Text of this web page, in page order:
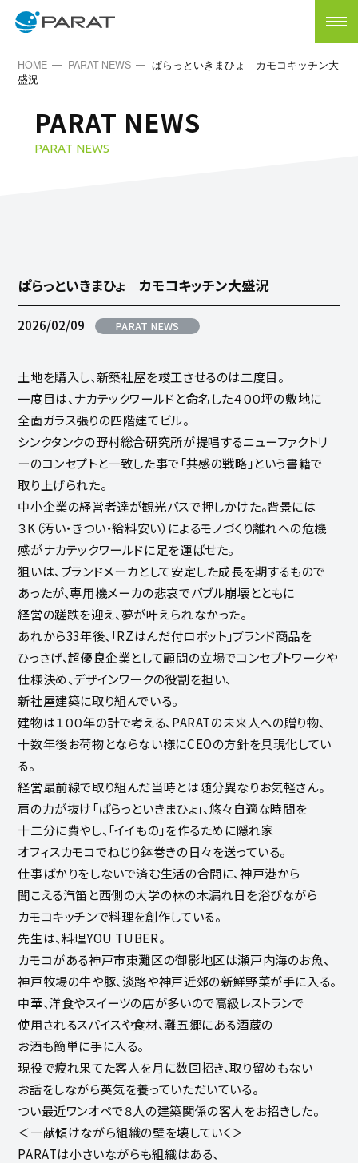
PARAT NEWS
PARAT NEWS
HOME PARAT NEWS
ぱらっといきまひょ カモコキッチン大
盛況
ぱらっといきまひょ カモコキッチン大盛況
2026/02/09 PARAT NEWS
土地を購入し、新築社屋を竣工させるのは二度目。
一度目は、ナカテックワールドと命名した４００坪の敷地に
全面ガラス張りの四階建てビル。
シンクタンクの野村総合研究所が提唱するニューファクトリ
ーのコンセプトと一致した事で「共感の戦略」という書籍で
取り上げられた。
中小企業の経営者達が観光バスで押しかけた。背景には
３K（汚い・きつい・給料安い）によるモノづくり離れへの危機
感がナカテックワールドに足を運ばせた。
狙いは、ブランドメーカとして安定した成長を期するもので
あったが、専用機メーカの悲哀でバブル崩壊とともに
経営の蹉跌を迎え、夢が叶えられなかった。
あれから33年後、「RZはんだ付ロボット」ブランド商品を
ひっさげ、超優良企業として顧問の立場でコンセプトワークや
仕様決め、デザインワークの役割を担い、
新社屋建築に取り組んでいる。
建物は１００年の計で考える、PARATの未来人への贈り物、
十数年後お荷物とならない様にCEOの方針を具現化してい
る。
経営最前線で取り組んだ当時とは随分異なりお気軽さん。
肩の力が抜け「ぱらっといきまひょ」、悠々自適な時間を
十二分に費やし、「イイもの」を作るために隠れ家
オフィスカモコでねじり鉢巻きの日々を送っている。
仕事ばかりをしないで済む生活の合間に、神戸港から
聞こえる汽笛と西側の大学の林の木漏れ日を浴びながら
カモコキッチンで料理を創作している。
先生は、料理YOU TUBER。
カモコがある神戸市東灘区の御影地区は瀬戸内海のお魚、
神戸牧場の牛や豚、淡路や神戸近郊の新鮮野菜が手に入る。
中華、洋食やスイーツの店が多いので高級レストランで
使用されるスパイスや食材、灘五郷にある酒蔵の
お酒も簡単に手に入る。
現役で疲れ果てた客人を月に数回招き、取り留めもない
お話をしながら英気を養っていただいている。
つい最近ワンオペで８人の建築関係の客人をお招きした。
＜一献傾けながら組織の壁を壊していく＞
PARATは小さいながらも組織はある、